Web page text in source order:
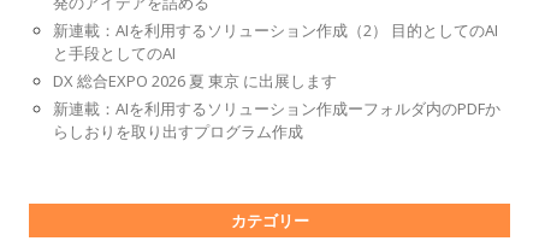
新連載：AIを利用するソリューション作成（2） 目的としてのAI
と手段としてのAI
DX 総合EXPO 2026 夏 東京 に出展します
新連載：AIを利用するソリューション作成ーフォルダ内のPDFか
らしおりを取り出すプログラム作成
カテゴリー